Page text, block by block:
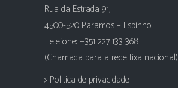
Rua da Estrada 91,
4500-520 Paramos – Espinho
Telefone: +351 227 133 368
(Chamada para a rede fixa nacional)
> Politica de privacidade